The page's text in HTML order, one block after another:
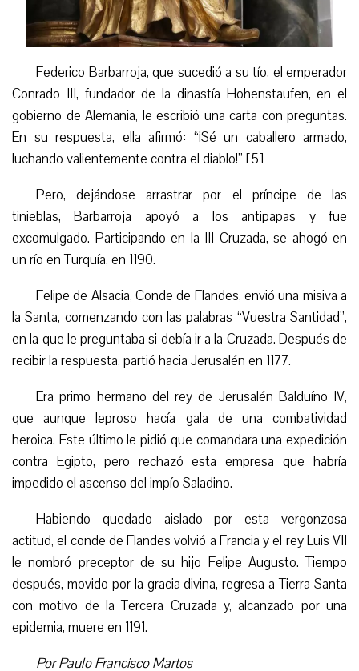
Federico Barbarroja, que sucedió a su tío, el emperador
Conrado III, fundador de la dinastía Hohenstaufen, en el
gobierno de Alemania, le escribió una carta con preguntas.
En su respuesta, ella afirmó: “¡Sé un caballero armado,
luchando valientemente contra el diablo!” [5]
Pero, dejándose arrastrar por el príncipe de las
tinieblas, Barbarroja apoyó a los antipapas y fue
excomulgado. Participando en la III Cruzada, se ahogó en
un río en Turquía, en 1190.
Felipe de Alsacia, Conde de Flandes, envió una misiva a
la Santa, comenzando con las palabras “VuestraSantidad”,
en la que le preguntaba si debía ir a la Cruzada. Después de
recibir la respuesta, partió hacia Jerusalén en 1177.
Era primo hermano del rey de Jerusalén Balduíno IV,
que aunque leproso hacía gala de una combatividad
heroica. Este último le pidió que comandara una expedición
contra Egipto, pero rechazó esta empresa que habría
impedido el ascenso del impío Saladino.
Habiendo quedado aislado por esta vergonzosa
actitud, el conde de Flandes volvió a Francia y el rey Luis VII
le nombró preceptor de su hijo Felipe Augusto. Tiempo
después, movido por la gracia divina, regresa a Tierra Santa
con motivo de la Tercera Cruzada y, alcanzado por una
epidemia, muere en 1191.
Por Paulo Francisco Martos